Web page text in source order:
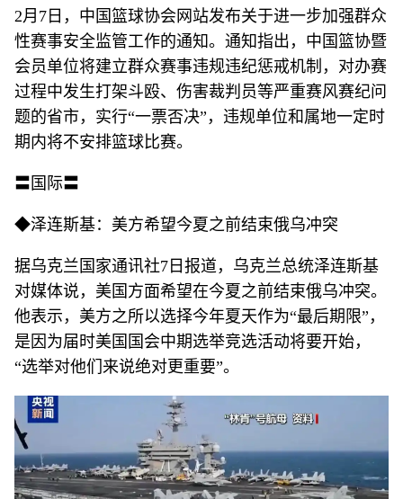
2月7日，中国篮球协会网站发布关于进一步加强群众
性赛事安全监管工作的通知。通知指出，中国篮协暨
会员单位将建立群众赛事违规违纪惩戒机制，对办赛
过程中发生打架斗殴、伤害裁判员等严重赛风赛纪问
题的省市，实行“一票否决”，违规单位和属地一定时
期内将不安排篮球比赛。
〓国际〓
◆泽连斯基：美方希望今夏之前结束俄乌冲突
据乌克兰国家通讯社7日报道，乌克兰总统泽连斯基
对媒体说，美国方面希望在今夏之前结束俄乌冲突。
他表示，美方之所以选择今年夏天作为“最后期限”，
是因为届时美国国会中期选举竞选活动将要开始，
“选举对他们来说绝对更重要”。